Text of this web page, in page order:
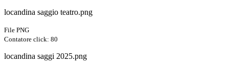
locandina saggio teatro.png
File PNG
Contatore click: 80
locandina saggi 2025.png